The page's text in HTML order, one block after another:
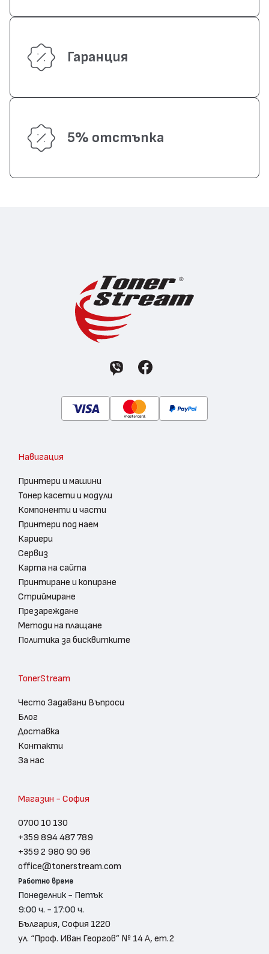
Гаранция
5% отстъпка
Навигация
Принтери и машини
Тонер касети и модули
Компоненти и части
Принтери под наем
Кариери
Сервиз
Карта на сайта
Принтиране и копиране
Стриймиране
Презареждане
Методи на плащане
Политика за бисквитките
TonerStream
Често Задавани Въпроси
Блог
Доставка
Контакти
За нас
Магазин - София
0700 10 130
+359 894 487 789
+359 2 980 90 96
office@tonerstream.com
Работно време
Понеделник - Петък
9:00 ч. - 17:00 ч.
България, София 1220
ул. “Проф. Иван Георгов” № 14 А, ет.2